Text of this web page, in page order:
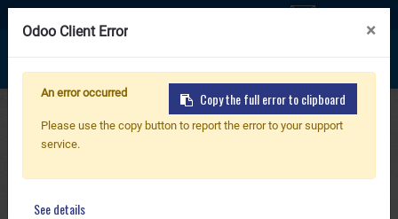
新產品
步槍
首頁 產品
零件 & 配件
G-11 Batteries / Charger / ETU / Target
Odoo Client Error ×
Copy the full error to clipboard
An error occurred
Please use the copy button to report the error to your support
service.
See details
Odoo Client Error ×
Copy the full error to clipboard
An error occurred
Please use the copy button to report the error to your support
service.
See details